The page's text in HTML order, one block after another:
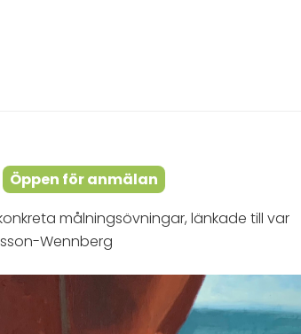
Öppen för anmälan
målningsövningar, länkade till var
Wennberg